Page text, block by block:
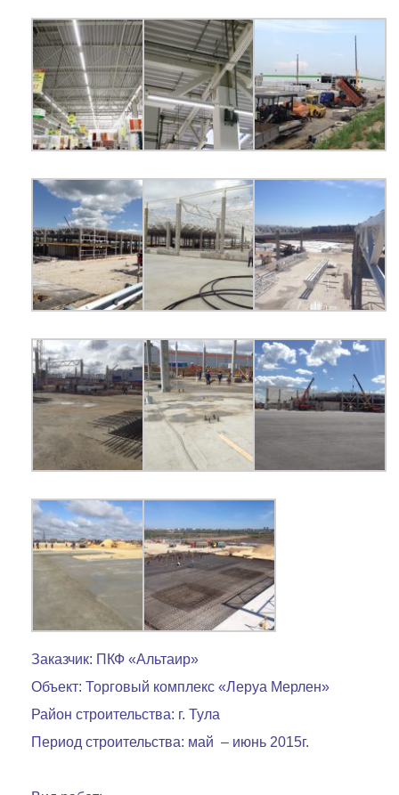
Заказчик: ПКФ «Альтаир»
Объект: Торговый комплекс «Леруа Мерлен»
Район строительства: г. Тула
Период строительства: май – июнь 2015г.